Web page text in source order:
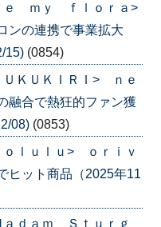
ｅ ｍｙ ｆｌｏｒａ>
ンの連携で事業拡大
15) (0854)
ＵＫＵＫＩＲＩ> ｎｅ
融合で熱狂的ファン獲
08) (0853)
ｏｌｕｌｕ> ｏｒｉｖ
ヒット商品（2025年11
ａｄａｍ Ｓｔｕｒｇ